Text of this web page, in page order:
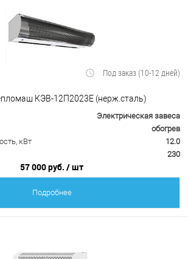
Под заказ (10-12 дней)
КЭВ-12П2023Е (нерж.сталь)
Электрическая завеса
обогрев
кВт
12.0
230
57 000 руб. / шт
Подробнее